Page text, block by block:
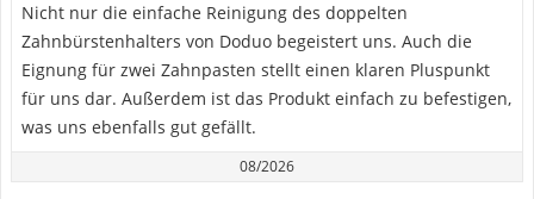
Nicht nur die einfache Reinigung des doppelten
Zahnbürstenhalters von Doduo begeistert uns. Auch die
Eignung für zwei Zahnpasten stellt einen klaren Pluspunkt
für uns dar. Außerdem ist das Produkt einfach zu befestigen,
was uns ebenfalls gut gefällt.
08/2026